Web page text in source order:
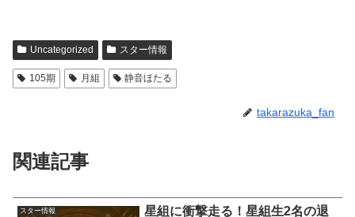
Uncategorized スター情報
105期 月組 静音ほたる
takarazuka_fan
関連記事
スター情報
星組に衝撃走る！星組生2名の退